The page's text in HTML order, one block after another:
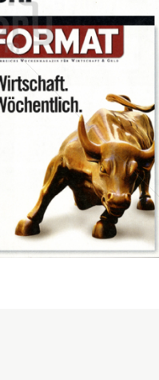
Gesellschaft m.b.H.
Bild-ID: 16649